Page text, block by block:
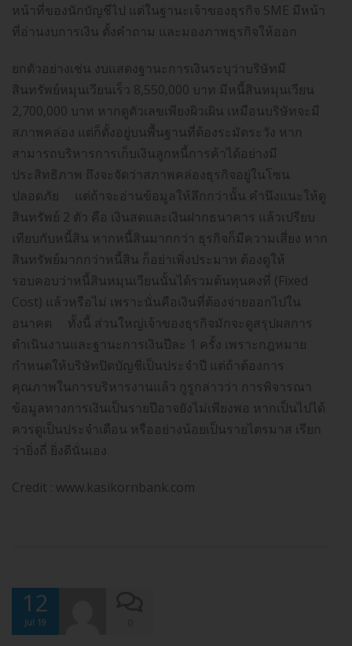
หน้าที่ของนักบัญชีไป แต่ในฐานะเจ้าของธุรกิจ SME มีหน้า
ที่อ่านงบการเงิน ตั้งคำถาม และมองภาพธุรกิจให้ออก
ยกตัวอย่างเช่น งบแสดงฐานะการเงินระบุว่าบริษัทมี
สินทรัพย์หมุนเวียนเร็ว 8,550,000 บาท มีหนี้สินหมุนเวียน
2,700,000 บาท หากดูตัวเลขเพียงผิวเผิน เหมือนบริษัทจะมี
สภาพคล่อง แต่ก็ตั้งอยู่บนพื้นฐานที่ต้องระมัดระวัง หาก
สามารถบริหารการเก็บเงินลูกหนี้การค้าได้อย่างมี
ประสิทธิภาพ ถึงจะจัดว่าสภาพคล่องธุรกิจอยู่ในโซน
ปลอดภัย แต่ถ้าจะอ่านข้อมูลให้ลึกกว่านั้น คำนึงแนะให้ดู
สินทรัพย์ 2 ตัว คือ เงินสดและเงินฝากธนาคาร แล้วเปรียบ
เทียบกับหนี้สิน หากหนี้สินมากกว่า ธุรกิจก็มีความเสี่ยง หาก
สินทรัพย์มากกว่าหนี้สิน ก็อย่าเพิ่งประมาท ต้องดูให้
รอบคอบว่าหนี้สินหมุนเวียนนั้นได้รวมต้นทุนคงที่ (Fixed
Cost) แล้วหรือไม่ เพราะนั่นคือเงินที่ต้องจ่ายออกไปใน
อนาคต ทั้งนี้ ส่วนใหญ่เจ้าของธุรกิจมักจะดูสรุปผลการ
ดำเนินงานและฐานะการเงินปีละ 1 ครั้ง เพราะกฎหมาย
กำหนดให้บริษัทปิดบัญชีเป็นประจำปี แต่ถ้าต้องการ
คุณภาพในการบริหารงานแล้ว กูรูกล่าวว่า การพิจารณา
ข้อมูลทางการเงินเป็นรายปีอาจยังไม่เพียงพอ หากเป็นไปได้
ควรดูเป็นประจำเดือน หรืออย่างน้อยเป็นรายไตรมาส เรียก
ว่ายิ่งถี่ ยิ่งดีนั่นเอง
Credit : www.kasikornbank.com
12
Jul 19